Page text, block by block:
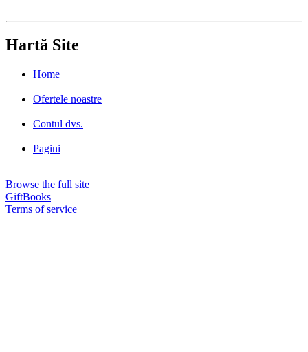
Hartă Site
Home
Ofertele noastre
Contul dvs.
Pagini
Browse the full site
GiftBooks
Terms of service